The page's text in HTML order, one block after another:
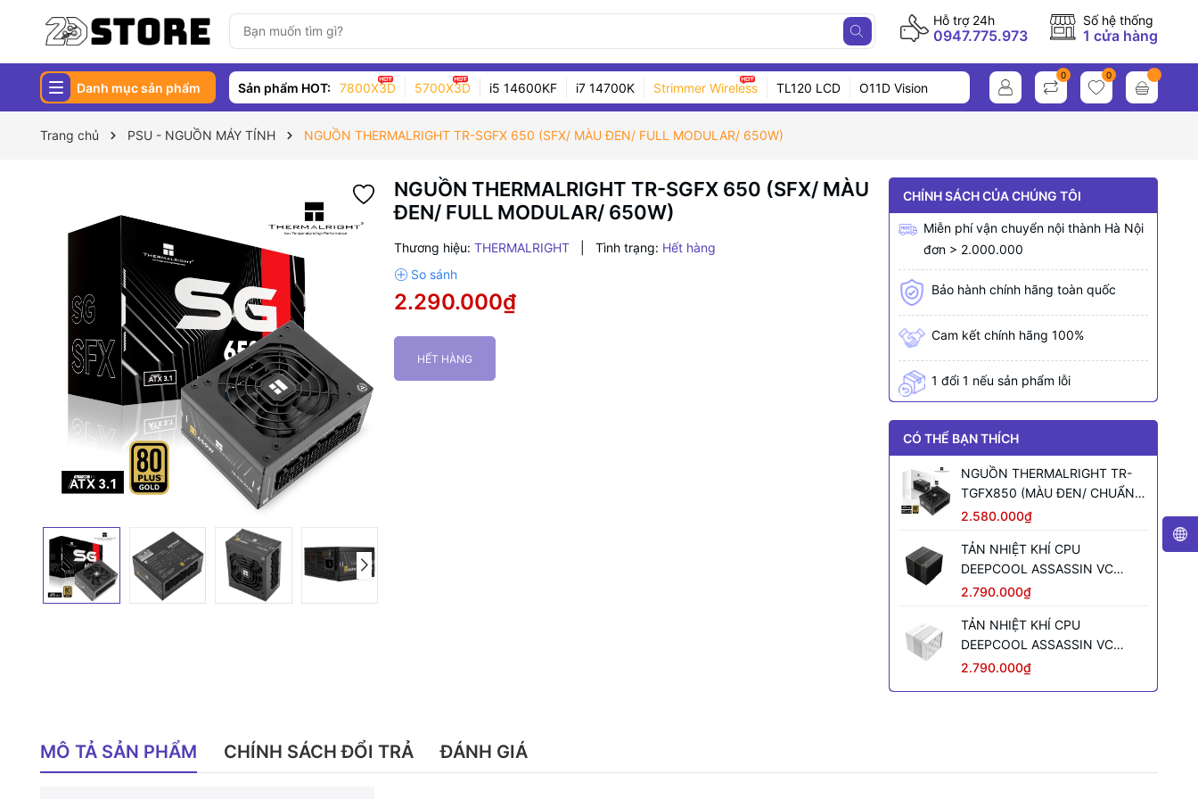
Hỗ trợ 24h
0947.775.973
Số hệ thống
1 cửa hàng
Danh mục sản phẩm Sản phẩm HOT: 7800X3D 5700X3D i5 14600KF i7 14700K Strimmer Wireless TL120 LCD O11D Vision
0 0
Trang chủ PSU - NGUỒN MÁY TÍNH NGUỒN THERMALRIGHT TR-SGFX 650 (SFX/ MÀU ĐEN/ FULL MODULAR/ 650W)
NGUỒN THERMALRIGHT TR-SGFX 650 (SFX/ MÀU
ĐEN/ FULL MODULAR/ 650W)
Thương hiệu: THERMALRIGHT Tình trạng: Hết hàng
2.290.000₫
HẾT HÀNG
CHÍNH SÁCH CỦA CHÚNG TÔI
Miễn phí vận chuyển nội thành Hà Nội
đơn > 2.000.000
Bảo hành chính hãng toàn quốc
Cam kết chính hãng 100%
1 đổi 1 nếu sản phẩm lỗi
CÓ THỂ BẠN THÍCH
NGUỒN THERMALRIGHT TR-
TGFX850 (MÀU ĐEN/ CHUẨN
SFX/ FULL MODULAR/ 850W)
2.580.000₫
TẢN NHIỆT KHÍ CPU
DEEPCOOL ASSASSIN VC
ELITE (MÀU ĐEN)
2.790.000₫
TẢN NHIỆT KHÍ CPU
DEEPCOOL ASSASSIN VC
ELITE WH WH (MÀU TRẮNG)
2.790.000₫
MÔ TẢ SẢN PHẨM CHÍNH SÁCH ĐỔI TRẢ ĐÁNH GIÁ